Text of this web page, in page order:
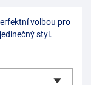
volbou pro
styl.